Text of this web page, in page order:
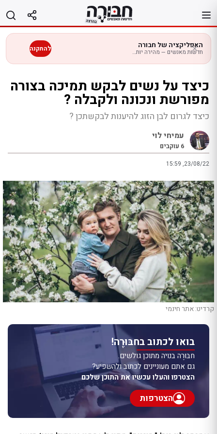
לתוכן
האפליקציה של חבורה
חדשות מאנשים — מהירה יותר בנייד להתקנה
כיצד על נשים לבקש תמיכה בצורה
מפורשת ונכונה ולקבלה ?
כיצד לגרום לבן הזוג להיענות לבקשתכן ?
עמיחי לוי
6 עוקבים
15:59 ,23/08/22
קרדיט: אתר חינמי
בואו לכתוב בחבּוּרֶה!
חבּוּרֶה בנויה מתוכן גולשים.
גם אתם מעוניינים לכתוב ולהשפיע?
הצטרפו והעלו עכשיו את התוכן שלכם
הצטרפות